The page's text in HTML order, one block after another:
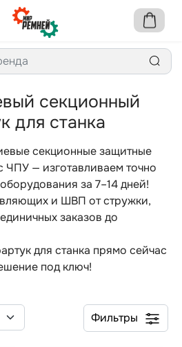
секционный
для станка
секционные защитные
ЧПУ — изготавливаем точно
за 7–14 дней!
и ШВП от стружки,
заказов до
для станка прямо сейчас
под ключ!
Фильтры